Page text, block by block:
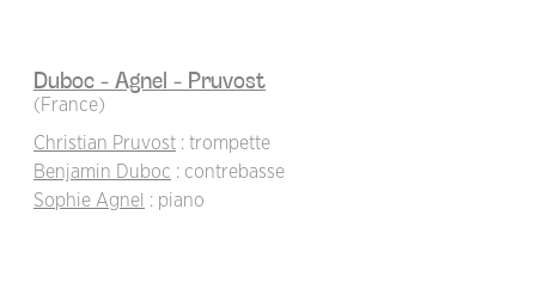
Duboc - Agnel - Pruvost
(France)
Christian Pruvost : trompette
Benjamin Duboc : contrebasse
Sophie Agnel : piano